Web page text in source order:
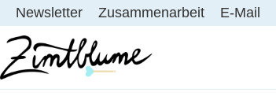
Newsletter Zusammenarbeit E-Mail